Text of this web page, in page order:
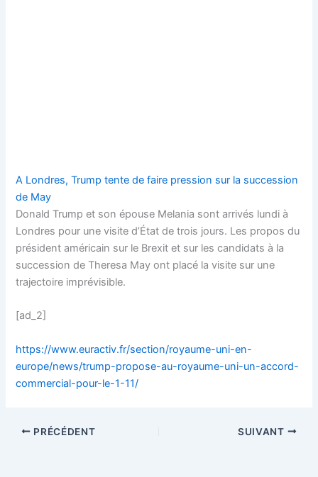
A Londres, Trump tente de faire pression sur la succession
de May
Donald Trump et son épouse Melania sont arrivés lundi à
Londres pour une visite d’État de trois jours. Les propos du
président américain sur le Brexit et sur les candidats à la
succession de Theresa May ont placé la visite sur une
trajectoire imprévisible.
[ad_2]
https://www.euractiv.fr/section/royaume-uni-en-
europe/news/trump-propose-au-royaume-uni-un-accord-
commercial-pour-le-1-11/
PRÉCÉDENT SUIVANT